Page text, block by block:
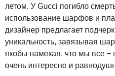
летом. У Gucci погибло
использование шарфов и
дизайнер предлагает
уникальность, завязывая
якобы намекая, что мы все −
очень интересно и